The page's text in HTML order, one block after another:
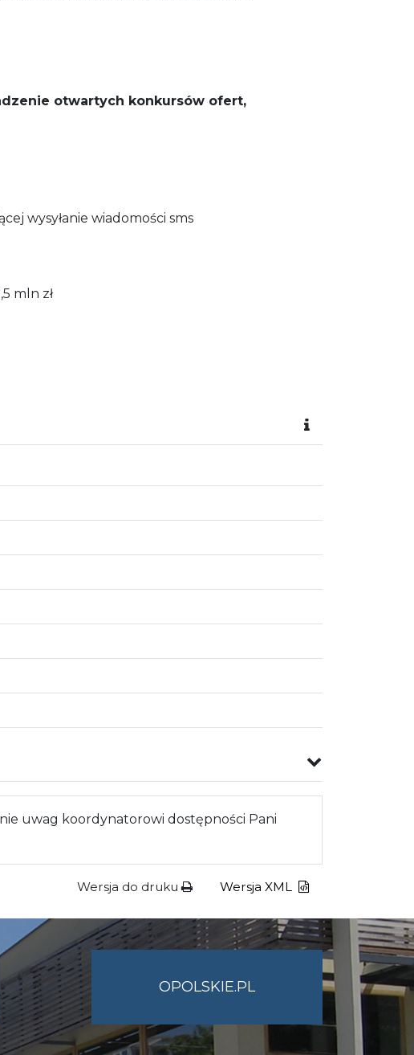
otwartych konkursów ofert,
wysyłanie wiadomości sms
mln zł
uwag koordynatorowi dostępności Pani
Wersja do druku Wersja XML
OPOLSKIE.PL